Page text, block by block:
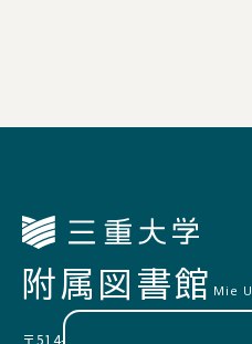
附属図書館 Mie
〒514-8507 三重県津市栗真町屋町